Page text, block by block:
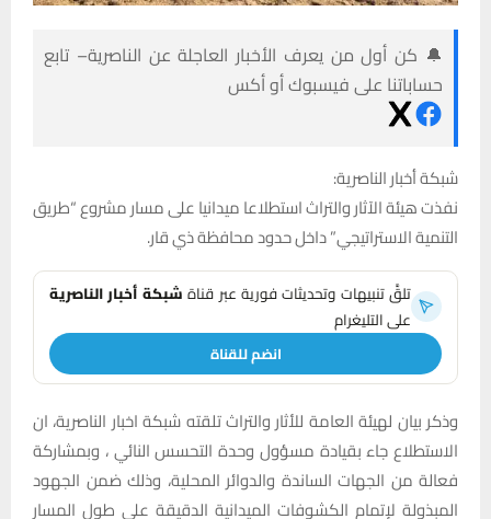
🔔 كن أول من يعرف الأخبار العاجلة عن الناصرية– تابع
حساباتنا على فيسبوك أو أكس
شبكة أخبار الناصرية:
نفذت هيئة الآثار والتراث استطلاعا ميدانيا على مسار مشروع “طريق
التنمية الاستراتيجي” داخل حدود محافظة ذي قار.
تلقَّ تنبيهات وتحديثات فورية عبر قناةشبكة أخبار الناصرية
على التليغرام
انضم للقناة
وذكر بيان لهيئة العامة للأثار والتراث تلقته شبكة اخبار الناصرية، ان
الاستطلاع جاء بقيادة مسؤول وحدة التحسس النائي ، وبمشاركة
فعالة من الجهات الساندة والدوائر المحلية، وذلك ضمن الجهود
المبذولة لإتمام الكشوفات الميدانية الدقيقة على طول المسار